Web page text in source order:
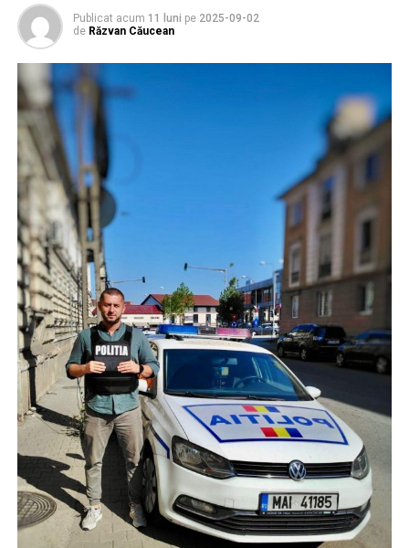
Publicat acum 11 luni pe 2025-09-02
de Răzvan Căucean